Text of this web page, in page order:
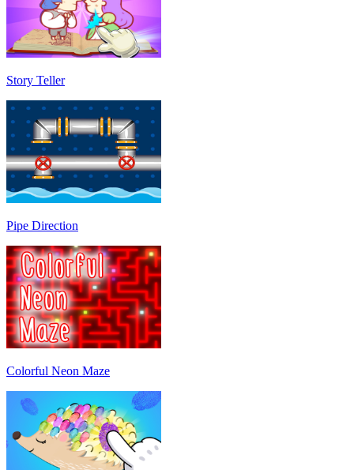
Story Teller
Pipe Direction
Colorful Neon Maze